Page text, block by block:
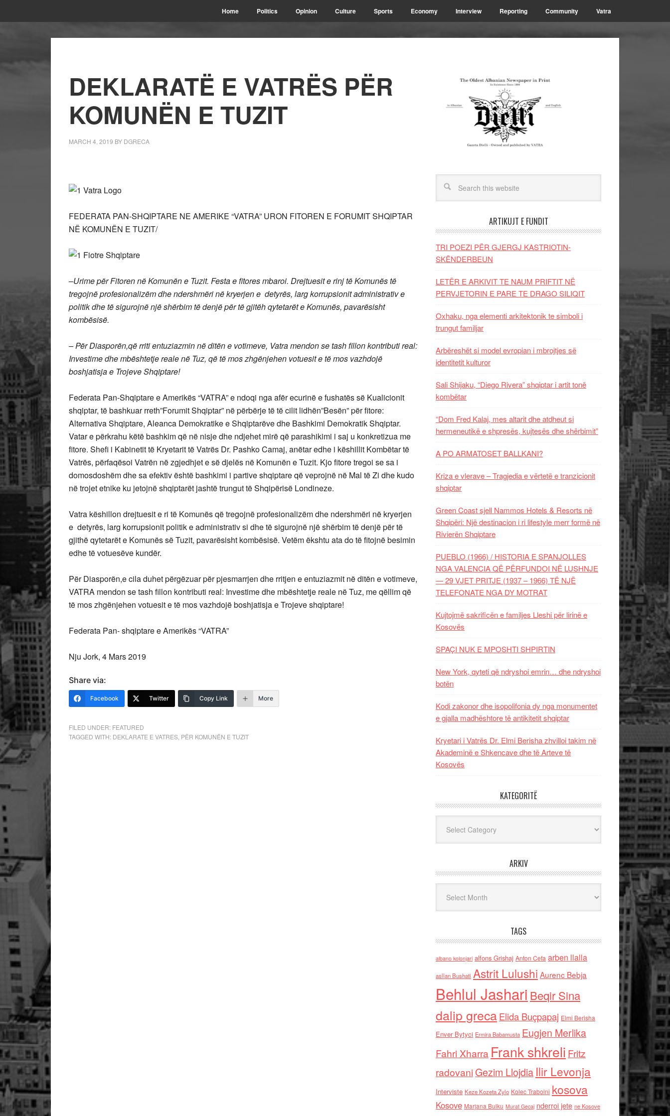
Home Politics Opinion Culture Sports Economy Interview Reporting Community Vatra
DEKLARATË E VATRËS PËR
KOMUNËN E TUZIT
MARCH 4, 2019 BY DGRECA
FEDERATA PAN-SHQIPTARE NE AMERIKE “VATRA” URON FITOREN E FORUMIT SHQIPTAR
NË KOMUNËN E TUZIT/
–Urime për Fitoren në Komunën e Tuzit. Festa e fitores mbaroi. Drejtuesit e rinj të Komunës të
tregojnë profesionalizëm dhe ndershmëri në kryerjen e detyrës, larg korrupsionit administrativ e
politik dhe të sigurojnë një shërbim të denjë për të gjitëh qytetarët e Komunës, pavarësisht
kombësisë.
– Për Diasporën,që rriti entuziazmin në ditën e votimeve, Vatra mendon se tash fillon kontributi real:
Investime dhe mbështetje reale në Tuz, që të mos zhgënjehen votuesit e të mos vazhdojë
boshjatisja e Trojeve Shqiptare!
Federata Pan-Shqiptare e Amerikës “VATRA” e ndoqi nga afër ecurinë e fushatës së Kualicionit
shqiptar, të bashkuar rreth”Forumit Shqiptar” në përbërje të të cilit lidhën”Besën” për fitore:
Alternativa Shqiptare, Aleanca Demokratike e Shqiptarëve dhe Bashkimi Demokratik Shqiptar.
Vatar e përkrahu këtë bashkim që në nisje dhe ndjehet mirë që parashikimi i saj u konkretizua me
fitore. Shefi i Kabinetit të Kryetarit të Vatrës Dr. Pashko Camaj, anëtar edhe i këshillit Kombëtar të
Vatrës, përfaqësoi Vatrën në zgjedhjet e së djelës në Komunën e Tuzit. Kjo fitore tregoi se sa i
domosdoshëm dhe sa efektiv është bashkimi i partive shqiptare që veprojnë në Mal të Zi dhe kudo
në trojet etnike ku jetojnë shqiptarët jashtë trungut të Shqipërisë Londineze.
Vatra këshillon drejtuesit e ri të Komunës që tregojnë profesionalizëm dhe ndershmëri në kryerjen
e detyrës, larg korrupsionit politik e administrativ si dhe të sigurojnë një shërbim të denjë për të
gjithë qytetarët e Komunës së Tuzit, pavarësisht kombësisë. Vetëm ëkshtu ata do të fitojnë besimin
edhe të votuesëve kundër.
Për Diasporën,e cila duhet përgëzuar për pjesmarrjen dhe rritjen e entuziazmit në ditën e votimeve,
VATRA mendon se tash fillon kontributi real: Investime dhe mbështetje reale në Tuz, me qëllim që
të mos zhgënjehen votuesit e të mos vazhdojë boshjatisja e Trojeve shqiptare!
Federata Pan- shqiptare e Amerikës “VATRA”
Nju Jork, 4 Mars 2019
Share via:
Facebook Twitter Copy Link More
FILED UNDER: FEATURED
TAGGED WITH: DEKLARATE E VATRES PËR KOMUNËN E TUZIT
ARTIKUJT E FUNDIT
TRI POEZI PËR GJERGJ KASTRIOTIN-
SKËNDERBEUN
LETËR E ARKIVIT TE NAUM PRIFTIT NË
PERVJETORIN E PARE TE DRAGO SILIQIT
Oxhaku, nga elementi arkitektonik te simboli i
trungut familjar
Arbëreshët si model evropian i mbrojtjes së
identitetit kulturor
Sali Shijaku, “Diego Rivera” shqiptar i artit tonë
kombëtar
“Dom Fred Kalaj, mes altarit dhe atdheut si
hermeneutikë e shpresës, kujtesës dhe shërbimit”
A PO ARMATOSET BALLKANI?
Kriza e vlerave – Tragjedia e vërtetë e tranzicionit
shqiptar
Green Coast sjell Nammos Hotels & Resorts në
Shqipëri: Një destinacion i ri lifestyle merr formë në
Rivierën Shqiptare
PUEBLO (1966) / HISTORIA E SPANJOLLES
NGA VALENCIA QË PËRFUNDOI NË LUSHNJE
— 29 VJET PRITJE (1937 – 1966) TË NJË
TELEFONATE NGA DY MOTRAT
Kujtojmë sakrificën e familjes Lleshi për lirinë e
Kosovës
SPAÇI NUK E MPOSHTI SHPIRTIN
New York, qyteti që ndryshoi emrin… dhe ndryshoi
botën
Kodi zakonor dhe isopolifonia dy nga monumentet
e gjalla madhështore të antikitetit shqiptar
Kryetari i Vatrës Dr. Elmi Berisha zhvilloi takim në
Akademinë e Shkencave dhe të Arteve të
Kosovës
KATEGORITË
ARKIV
TAGS
albano kolonjari alfons Grishaj Anton Cefa arben llalla
asllan Bushati Astrit Lulushi Aurenc Bebja
Behlul Jashari Beqir Sina
dalip grecaElida Buçpapaj Elmi Berisha
Enver Bytyci Ermira Babamusta Eugjen Merlika
Fahri Xharra Frank shkreli Fritz
radovaniGezim Llojdia Ilir Levonja
Interviste Keze Kozeta Zylo Kolec Traboini kosova
Kosove Marjana Bulku Murat Gecaj nderroi jete ne Kosove